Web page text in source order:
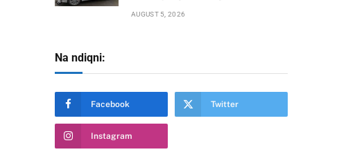
AUGUST 5, 2026
Na ndiqni:
Facebook Twitter
Instagram